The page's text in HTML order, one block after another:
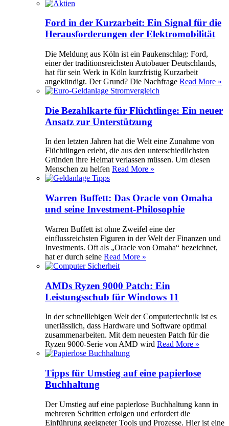
Ford in der Kurzarbeit: Ein Signal für die
Herausforderungen der Elektromobilität
Die Meldung aus Köln ist ein Paukenschlag: Ford,
einer der traditionsreichsten Autobauer Deutschlands,
hat für sein Werk in Köln kurzfristig Kurzarbeit
angekündigt. Der Grund? Die Nachfrage Read More »
Die Bezahlkarte für Flüchtlinge: Ein neuer
Ansatz zur Unterstützung
In den letzten Jahren hat die Welt eine Zunahme von
Flüchtlingen erlebt, die aus den unterschiedlichsten
Gründen ihre Heimat verlassen müssen. Um diesen
Menschen zu helfen Read More »
Warren Buffett: Das Oracle von Omaha
und seine Investment-Philosophie
Warren Buffett ist ohne Zweifel eine der
einflussreichsten Figuren in der Welt der Finanzen und
Investments. Oft als „Oracle von Omaha“ bezeichnet,
hat er durch seine Read More »
AMDs Ryzen 9000 Patch: Ein
Leistungsschub für Windows 11
In der schnelllebigen Welt der Computertechnik ist es
unerlässlich, dass Hardware und Software optimal
zusammenarbeiten. Mit dem neuesten Patch für die
Ryzen 9000-Serie von AMD wird Read More »
Tipps für Umstieg auf eine papierlose
Buchhaltung
Der Umstieg auf eine papierlose Buchhaltung kann in
mehreren Schritten erfolgen und erfordert die
Einführung geeigneter Tools und Prozesse. Hier ist eine